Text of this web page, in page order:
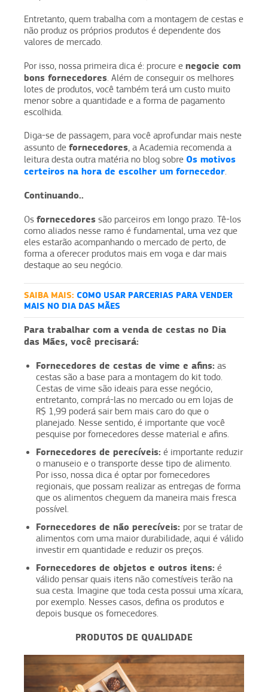
Entretanto, quem trabalha com a montagem de cestas e
não produz os próprios produtos é dependente dos
valores de mercado.
Por isso, nossa primeira dica é: procure e negocie com
bons fornecedores. Além de conseguir os melhores
lotes de produtos, você também terá um custo muito
menor sobre a quantidade e a forma de pagamento
escolhida.
Diga-se de passagem, para você aprofundar mais neste
assunto de fornecedores, a Academia recomenda a
leitura desta outra matéria no blog sobre Os motivos
certeiros na hora de escolher um fornecedor.
Continuando..
Os fornecedores são parceiros em longo prazo. Tê-los
como aliados nesse ramo é fundamental, uma vez que
eles estarão acompanhando o mercado de perto, de
forma a oferecer produtos mais em voga e dar mais
destaque ao seu negócio.
SAIBA MAIS: COMO USAR PARCERIAS PARA VENDER
MAIS NO DIA DAS MÃES
Para trabalhar com a venda de cestas no Dia
das Mães, você precisará:
Fornecedores de cestas de vime e afins: as
cestas são a base para a montagem do kit todo.
Cestas de vime são ideais para esse negócio,
entretanto, comprá-las no mercado ou em lojas de
R$ 1,99 poderá sair bem mais caro do que o
planejado. Nesse sentido, é importante que você
pesquise por fornecedores desse material e afins.
Fornecedores de perecíveis: é importante reduzir
o manuseio e o transporte desse tipo de alimento.
Por isso, nossa dica é optar por fornecedores
regionais, que possam realizar as entregas de forma
que os alimentos cheguem da maneira mais fresca
possível.
Fornecedores de não perecíveis: por se tratar de
alimentos com uma maior durabilidade, aqui é válido
investir em quantidade e reduzir os preços.
Fornecedores de objetos e outros itens: é
válido pensar quais itens não comestíveis terão na
sua cesta. Imagine que toda cesta possui uma xícara,
por exemplo. Nesses casos, defina os produtos e
depois busque os fornecedores.
PRODUTOS DE QUALIDADE